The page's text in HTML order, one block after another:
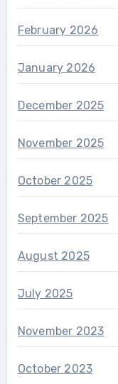
February 2026
January 2026
December 2025
November 2025
October 2025
September 2025
August 2025
July 2025
November 2023
October 2023